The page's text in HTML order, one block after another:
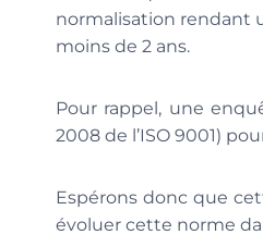
normalisation rendant
moins de 2 ans.
Pour rappel, une
2008 de l’ISO 9001)
Espérons donc que
évoluer cette norme